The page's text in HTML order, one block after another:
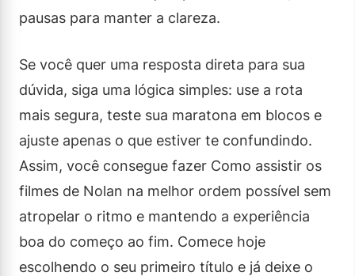
pausas para manter a clareza.
Se você quer uma resposta direta para sua
dúvida, siga uma lógica simples: use a rota
mais segura, teste sua maratona em blocos e
ajuste apenas o que estiver te confundindo.
Assim, você consegue fazer Como assistir os
filmes de Nolan na melhor ordem possível sem
atropelar o ritmo e mantendo a experiência
boa do começo ao fim. Comece hoje
escolhendo o seu primeiro título e já deixe o